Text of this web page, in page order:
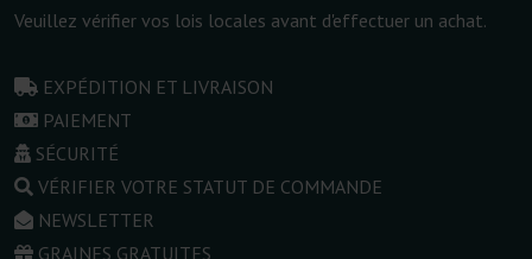
Veuillez vérifier vos lois locales avant d'effectuer un achat.
EXPÉDITION ET LIVRAISON
PAIEMENT
SÉCURITÉ
VÉRIFIER VOTRE STATUT DE COMMANDE
NEWSLETTER
GRAINES GRATUITES